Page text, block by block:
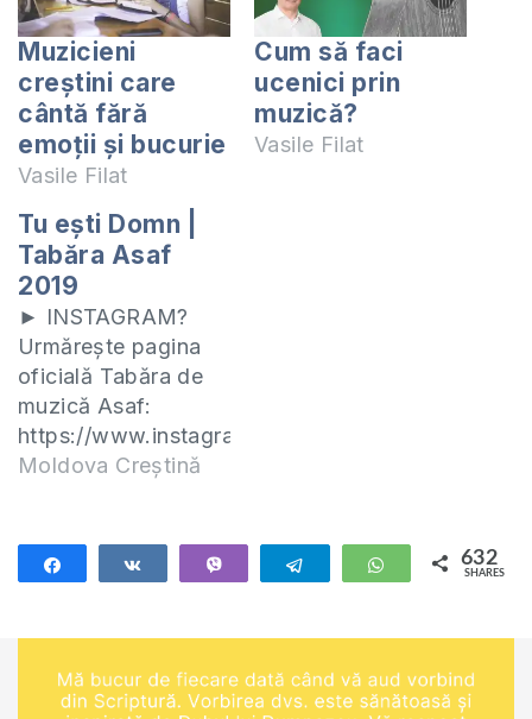
Muzicieni
creștini care
cântă fără
emoții și bucurie
Vasile Filat
Cum să faci
ucenici prin
muzică?
Vasile Filat
Tu ești Domn |
Tabăra Asaf
2019
► INSTAGRAM?
Urmărește pagina
oficială Tabăra de
muzică Asaf:
https://www.instagram.com/asafcamp/
► FACEBOOK?
Tabără de muzică
Asaf:
► ABONEAZĂ-TE la
canalul nostru de
Youtube:
Moldova Creștină
Telegram WhatsApp
632
SHARES